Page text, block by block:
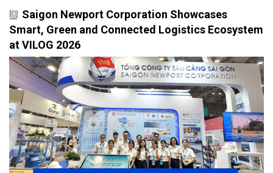
Saigon Newport Corporation Showcases
Smart, Green and Connected Logistics Ecosystem
at VILOG 2026